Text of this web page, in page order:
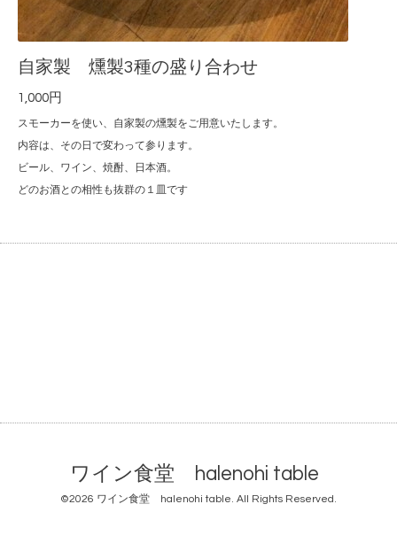
自家製 燻製3種の盛り合わせ
1,000円
スモーカーを使い、自家製の燻製をご用意いたします。
内容は、その日で変わって参ります。
ビール、ワイン、焼酎、日本酒。
どのお酒との相性も抜群の１皿です
ワイン食堂 halenohi table
©2026 ワイン食堂 halenohi table. All Rights Reserved.